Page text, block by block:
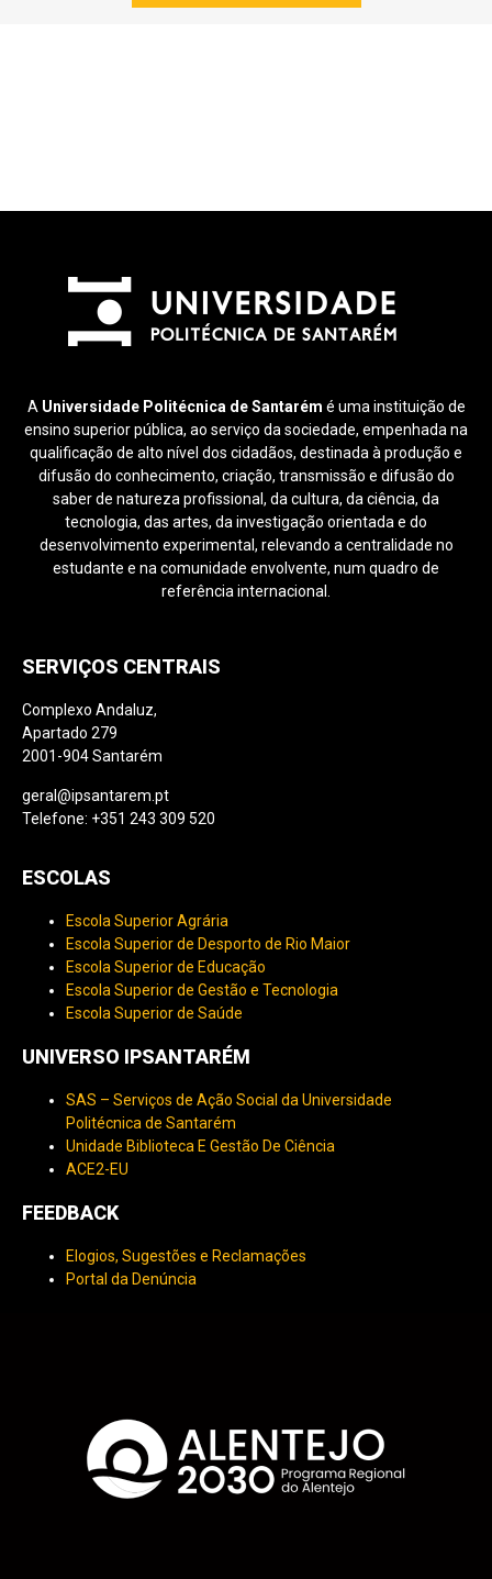
A Universidade Politécnica de Santarém é uma instituição de
ensino superior pública, ao serviço da sociedade, empenhada na
qualificação de alto nível dos cidadãos, destinada à produção e
difusão do conhecimento, criação, transmissão e difusão do
saber de natureza profissional, da cultura, da ciência, da
tecnologia, das artes, da investigação orientada e do
desenvolvimento experimental, relevando a centralidade no
estudante e na comunidade envolvente, num quadro de
referência internacional.
SERVIÇOS CENTRAIS
Complexo Andaluz,
Apartado 279
2001-904 Santarém
geral@ipsantarem.pt
Telefone: +351 243 309 520
ESCOLAS
Escola Superior Agrária
Escola Superior de Desporto de Rio Maior
Escola Superior de Educação
Escola Superior de Gestão e Tecnologia
Escola Superior de Saúde
UNIVERSO IPSANTARÉM
SAS – Serviços de Ação Social da Universidade
Politécnica de Santarém
Unidade Biblioteca E Gestão De Ciência
ACE2-EU
FEEDBACK
Elogios, Sugestões e Reclamações
Portal da Denúncia